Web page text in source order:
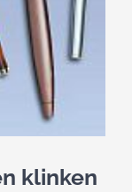
klinken